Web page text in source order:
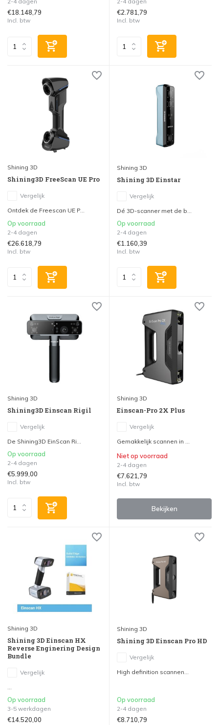
€18.148,79
Incl. btw
€2.781,79
Incl. btw
Shining 3D
Shining3D FreeScan UE Pro
Vergelijk
Ontdek de Freescan UE P...
Op voorraad
2-4 dagen
€26.618,79
Incl. btw
Shining 3D
Shining 3D Einstar
Vergelijk
Dé 3D-scanner met de b...
Op voorraad
2-4 dagen
€1.160,39
Incl. btw
Shining 3D
Shining3D Einscan Rigil
Vergelijk
De Shining3D EinScan Ri...
Op voorraad
2-4 dagen
€5.999,00
Incl. btw
Shining 3D
Einscan-Pro 2X Plus
Vergelijk
Gemakkelijk scannen in ...
Niet op voorraad
2-4 dagen
€7.621,79
Incl. btw
Bekijken
Shining 3D
Shining 3D Einscan HX
Reverse Enginering Design
Bundle
Vergelijk
...
Op voorraad
3-5 werkdagen
€14.520,00
Shining 3D
Shining 3D Einscan Pro HD
Vergelijk
High definition scannen...
Op voorraad
2-4 dagen
€8.710,79